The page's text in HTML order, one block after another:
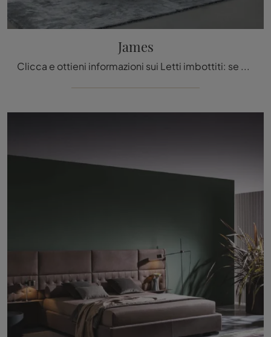
James
Clicca e ottieni informazioni sui Letti imbottiti: se vuoi modelli matrimoniali moderni, il modello James Bonaldo fa per te.